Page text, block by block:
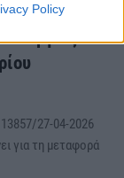
Policy
27-04-2026
για τη μεταφορά